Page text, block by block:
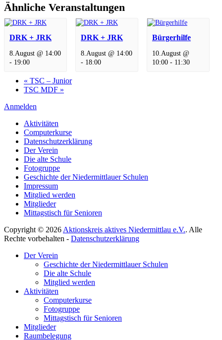
Ähnliche Veranstaltungen
DRK + JRK
8.August @ 14:00
- 19:00
DRK + JRK
8.August @ 14:00
- 18:00
Bürgerhilfe
10.August @
10:00- 11:30
« TSC – Junior
TSC MDF »
Anmelden
Aktivitäten
Computerkurse
Datenschutzerklärung
Der Verein
Die alte Schule
Fotogruppe
Geschichte der Niedermittlauer Schulen
Impressum
Mitglied werden
Mitglieder
Mittagstisch für Senioren
Copyright © 2026 Aktionskreis aktives Niedermittlau e.V.. Alle
Rechte vorbehalten - Datenschutzerklärung
scrollenDer Verein
Geschichte der Niedermittlauer Schulen
Die alte Schule
Mitglied werden
Aktivitäten
Computerkurse
Fotogruppe
Mittagstisch für Senioren
Mitglieder
Raumbelegung